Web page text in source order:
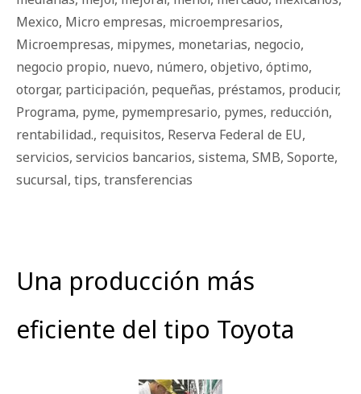
Mexico, Micro empresas, microempresarios,
Microempresas, mipymes, monetarias, negocio,
negocio propio, nuevo, número, objetivo, óptimo,
otorgar, participación, pequeñas, préstamos, producir,
Programa, pyme, pymempresario, pymes, reducción,
rentabilidad., requisitos, Reserva Federal de EU,
servicios, servicios bancarios, sistema, SMB, Soporte,
sucursal, tips, transferencias
Una producción más
eficiente del tipo Toyota